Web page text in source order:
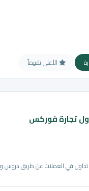
الأعلى تقييماً
فوركس
في العملات عن طريق دروس و